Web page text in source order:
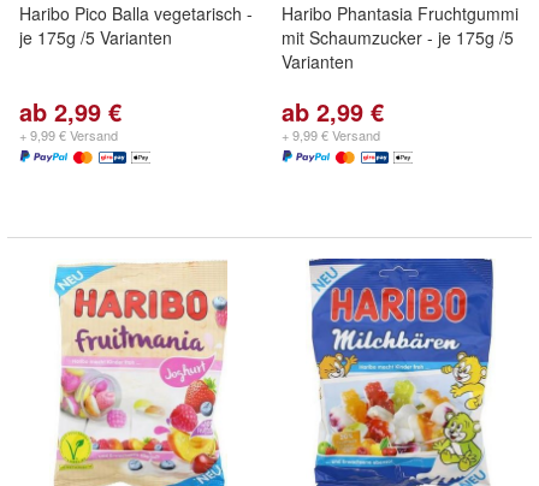
Haribo Pico Balla vegetarisch -
je 175g /5 Varianten
ab 2,99 €
+ 9,99 € Versand
Haribo Phantasia Fruchtgummi
mit Schaumzucker - je 175g /5
Varianten
ab 2,99 €
+ 9,99 € Versand